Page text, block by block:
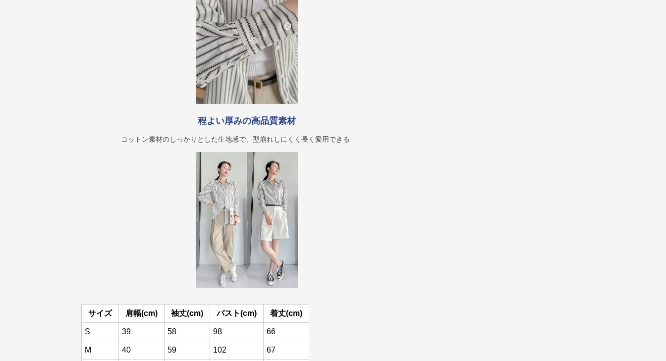
程よい厚みの高品質素材
コットン素材のしっかりとした生地感で、型崩れしにくく長く愛用できる
サイズ 肩幅(cm) 袖丈(cm) バスト(cm) 着丈(cm)
S 39 58 98 66
M 40 59 102 67